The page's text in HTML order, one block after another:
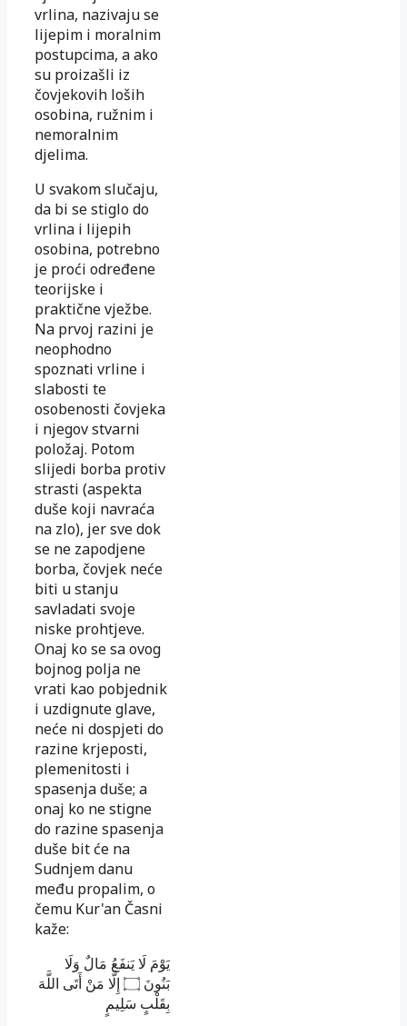
vrlina, nazivaju se
lijepim i moralnim
postupcima, a ako
su proizašli iz
čovjekovih loših
osobina, ružnim i
nemoralnim
djelima.
U svakom slučaju,
da bi se stiglo do
vrlina i lijepih
osobina, potrebno
je proći određene
teorijske i
praktične vježbe.
Na prvoj razini je
neophodno
spoznati vrline i
slabosti te
osobenosti čovjeka
i njegov stvarni
položaj. Potom
slijedi borba protiv
strasti (aspekta
duše koji navraća
na zlo), jer sve dok
se ne zapodjene
borba, čovjek neće
biti u stanju
savladati svoje
niske prohtjeve.
Onaj ko se sa ovog
bojnog polja ne
vrati kao pobjednik
i uzdignute glave,
neće ni dospjeti do
razine krjeposti,
plemenitosti i
spasenja duše; a
onaj ko ne stigne
do razine spasenja
duše bit će na
Sudnjem danu
među propalim, o
čemu Kur'an Časni
kaže:
يَوْمَ لَا يَنفَعُ مَالٌ وَلَا
بَنُونَ۝ إِلَّا مَنْ أَتَى اللَّهَ
بِقَلْبٍ سَلِيمٍ